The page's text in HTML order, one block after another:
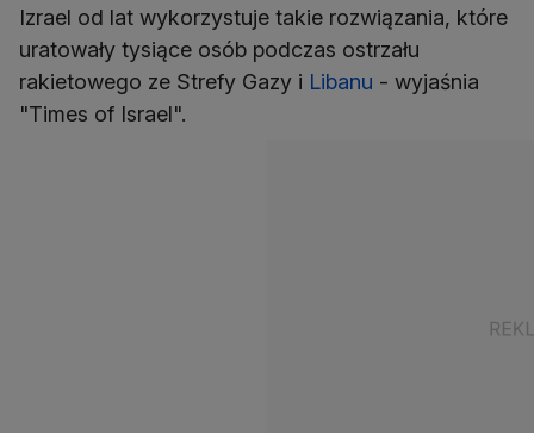
Izrael od lat wykorzystuje takie rozwiązania, które
uratowały tysiące osób podczas ostrzału
rakietowego ze Strefy Gazy i Libanu - wyjaśnia
"Times of Israel".